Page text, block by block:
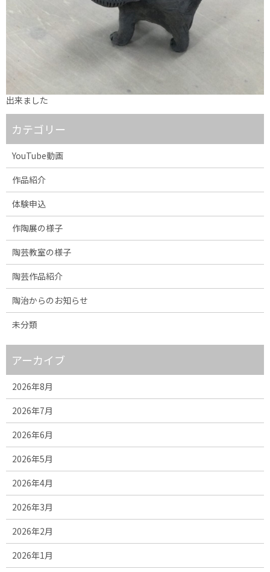
出来ました
カテゴリー
YouTube動画
作品紹介
体験申込
作陶展の様子
陶芸教室の様子
陶芸作品紹介
陶治からのお知らせ
未分類
アーカイブ
2026年8月
2026年7月
2026年6月
2026年5月
2026年4月
2026年3月
2026年2月
2026年1月